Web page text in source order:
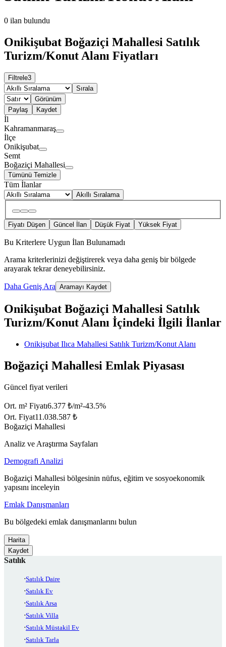
0 ilan bulundu
Onikişubat Boğaziçi Mahallesi Satılık
Turizm/Konut Alanı Fiyatları
Filtrele3
Sırala
Görünüm
Paylaş
Kaydet
İl
Kahramanmaraş
İlçe
Onikişubat
Semt
Boğaziçi Mahallesi
Tümünü Temizle
Tüm İlanlar
Akıllı Sıralama
Fiyatı Düşen Güncel İlan Düşük Fiyat Yüksek Fiyat
Bu Kriterlere Uygun İlan Bulunamadı
Arama kriterlerinizi değiştirerek veya daha geniş bir bölgede
arayarak tekrar deneyebilirsiniz.
Daha Geniş Ara Aramayı Kaydet
Onikişubat Boğaziçi Mahallesi Satılık
Turizm/Konut Alanı İçindeki İlgili İlanlar
Onikişubat Ilıca Mahallesi Satılık Turizm/Konut Alanı
Boğaziçi Mahallesi Emlak Piyasası
Güncel fiyat verileri
Ort. m² Fiyatı6.377 ₺/m²-43.5%
Ort. Fiyat11.038.587 ₺
Boğaziçi Mahallesi
Analiz ve Araştırma Sayfaları
Demografi Analizi
Boğaziçi Mahallesi bölgesinin nüfus, eğitim ve sosyoekonomik
yapısını inceleyin
Emlak Danışmanları
Bu bölgedeki emlak danışmanlarını bulun
Harita
Kaydet
Satılık
Satılık Daire
Satılık Ev
Satılık Arsa
Satılık Villa
Satılık Müstakil Ev
Satılık Tarla